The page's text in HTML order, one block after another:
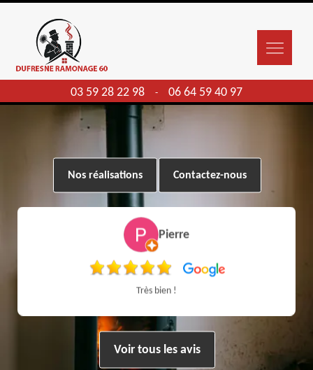
03 59 28 22 98 - 06 64 59 40 97
Nos réalisations Contactez-nous
Pierre
Très bien !
Voir tous les avis